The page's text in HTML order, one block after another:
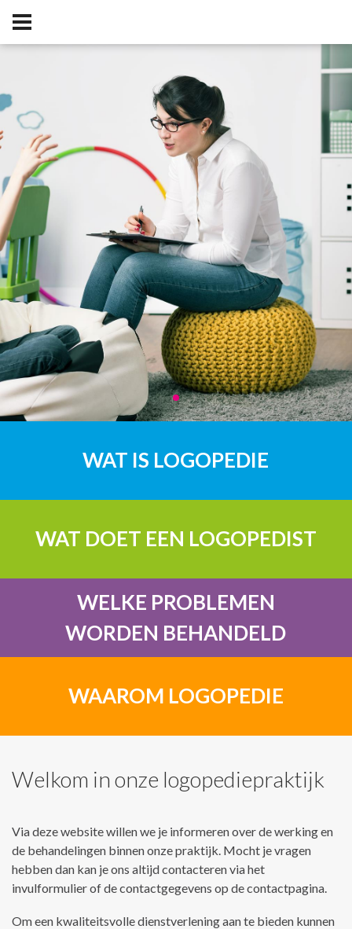
WAT IS LOGOPEDIE
WAT DOET EEN LOGOPEDIST
WELKE PROBLEMEN
WORDEN BEHANDELD
WAAROM LOGOPEDIE
Welkom in onze logopediepraktijk
Via deze website willen we je informeren over de werking en
de behandelingen binnen onze praktijk. Mocht je vragen
hebben dan kan je ons altijd contacteren via het
invulformulier of de contactgegevens op de contactpagina.
Om een kwaliteitsvolle dienstverlening aan te bieden kunnen